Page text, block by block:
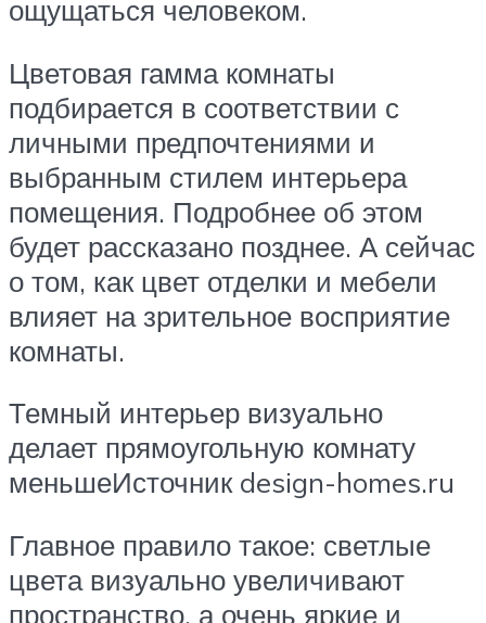
ощущаться человеком.
Цветовая гамма комнаты
подбирается в соответствии с
личными предпочтениями и
выбранным стилем интерьера
помещения. Подробнее об этом
будет рассказано позднее. А сейчас
о том, как цвет отделки и мебели
влияет на зрительное восприятие
комнаты.
Темный интерьер визуально
делает прямоугольную комнату
меньшеИсточник design-homes.ru
Главное правило такое: светлые
цвета визуально увеличивают
пространство, а очень яркие и